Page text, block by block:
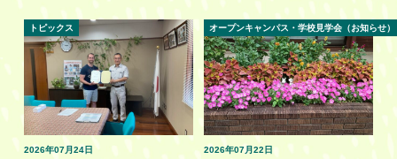
2026年07月24日
トピックス
2026年07月22日
オープンキャンパス・学校見学会（お知らせ）